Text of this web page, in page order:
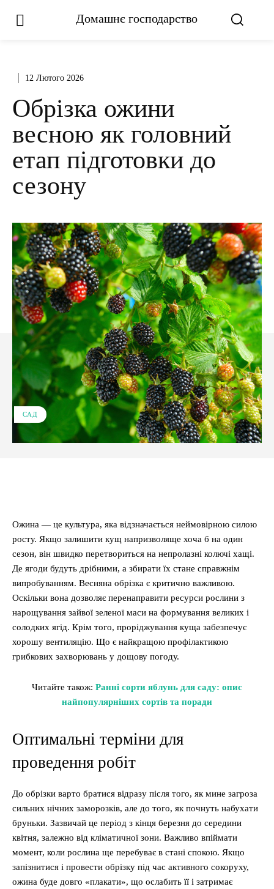
Домашнє господарство
12 Лютого 2026
Обрізка ожини
весною як головний
етап підготовки до
сезону
САД
Ожина — це культура, яка відзначається неймовірною силою
росту. Якщо залишити кущ напризволяще хоча б на один
сезон, він швидко перетвориться на непролазні колючі хащі.
Де ягоди будуть дрібними, а збирати їх стане справжнім
випробуванням. Весняна обрізка є критично важливою.
Оскільки вона дозволяє перенаправити ресурси рослини з
нарощування зайвої зеленої маси на формування великих і
солодких ягід. Крім того, проріджування куща забезпечує
хорошу вентиляцію. Що є найкращою профілактикою
грибкових захворювань у дощову погоду.
Читайте також: Ранні сорти яблунь для саду: опис
найпопулярніших сортів та поради
Оптимальні терміни для
проведення робіт
До обрізки варто братися відразу після того, як мине загроза
сильних нічних заморозків, але до того, як почнуть набухати
бруньки. Зазвичай це період з кінця березня до середини
квітня, залежно від кліматичної зони. Важливо впіймати
момент, коли рослина ще перебуває в стані спокою. Якщо
запізнитися і провести обрізку під час активного сокоруху,
ожина буде довго «плакати», що ослабить її і затримає